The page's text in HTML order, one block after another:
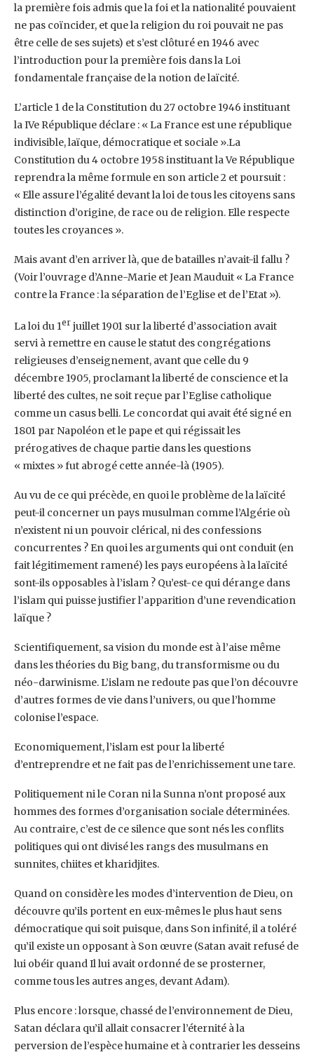
la première fois admis que la foi et la nationalité pouvaient
ne pas coïncider, et que la religion du roi pouvait ne pas
être celle de ses sujets) et s’est clôturé en 1946 avec
l’introduction pour la première fois dans la Loi
fondamentale française de la notion de laïcité.
L’article 1 de la Constitution du 27 octobre 1946 instituant
la IVe République déclare : « La France est une république
indivisible, laïque, démocratique et sociale ».La
Constitution du 4 octobre 1958 instituant la Ve République
reprendra la même formule en son article 2 et poursuit :
« Elle assure l’égalité devant la loi de tous les citoyens sans
distinction d’origine, de race ou de religion. Elle respecte
toutes les croyances ».
Mais avant d’en arriver là, que de batailles n’avait-il fallu ?
(Voir l’ouvrage d’Anne-Marie et Jean Mauduit « La France
contre la France : la séparation de l’Eglise et de l’Etat »).
La loi du 1er juillet 1901 sur la liberté d’association avait
servi à remettre en cause le statut des congrégations
religieuses d’enseignement, avant que celle du 9
décembre 1905, proclamant la liberté de conscience et la
liberté des cultes, ne soit reçue par l’Eglise catholique
comme un casus belli. Le concordat qui avait été signé en
1801 par Napoléon et le pape et qui régissait les
prérogatives de chaque partie dans les questions
« mixtes » fut abrogé cette année-là (1905).
Au vu de ce qui précède, en quoi le problème de la laïcité
peut-il concerner un pays musulman comme l’Algérie où
n’existent ni un pouvoir clérical, ni des confessions
concurrentes ? En quoi les arguments qui ont conduit (en
fait légitimement ramené) les pays européens à la laïcité
sont-ils opposables à l’islam ? Qu’est-ce qui dérange dans
l’islam qui puisse justifier l’apparition d’une revendication
laïque ?
Scientifiquement, sa vision du monde est à l’aise même
dans les théories du Big bang, du transformisme ou du
néo-darwinisme. L’islam ne redoute pas que l’on découvre
d’autres formes de vie dans l’univers, ou que l’homme
colonise l’espace.
Economiquement, l’islam est pour la liberté
d’entreprendre et ne fait pas de l’enrichissement une tare.
Politiquement ni le Coran ni la Sunna n’ont proposé aux
hommes des formes d’organisation sociale déterminées.
Au contraire, c’est de ce silence que sont nés les conflits
politiques qui ont divisé les rangs des musulmans en
sunnites, chiites et kharidjites.
Quand on considère les modes d’intervention de Dieu, on
découvre qu’ils portent en eux-mêmes le plus haut sens
démocratique qui soit puisque, dans Son infinité, il a toléré
qu’il existe un opposant à Son œuvre (Satan avait refusé de
lui obéir quand Il lui avait ordonné de se prosterner,
comme tous les autres anges, devant Adam).
Plus encore : lorsque, chassé de l’environnement de Dieu,
Satan déclara qu’il allait consacrer l’éternité à la
perversion de l’espèce humaine et à contrarier les desseins